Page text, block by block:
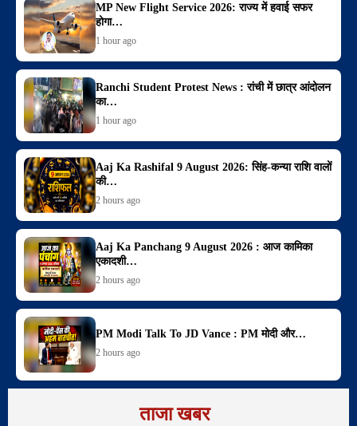
MP New Flight Service 2026: राज्य में हवाई सफर
होगा…
1 hour ago
Ranchi Student Protest News : रांची में छात्र आंदोलन
का…
1 hour ago
Aaj Ka Rashifal 9 August 2026: सिंह-कन्या राशि वालों
की…
2 hours ago
Aaj Ka Panchang 9 August 2026 : आज कामिका
एकादशी…
2 hours ago
PM Modi Talk To JD Vance : PM मोदी और…
2 hours ago
ताजा खबर